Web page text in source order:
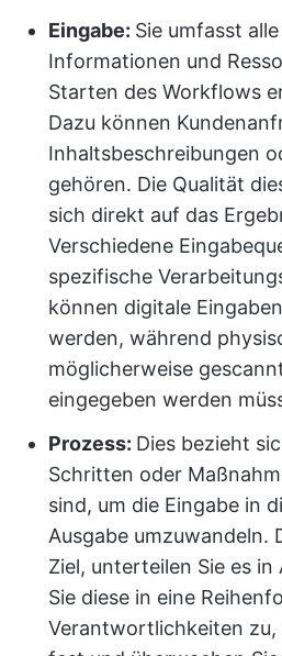
Eingabe: Sie umfasst
Informationen und
Starten des Workflows
Dazu können
Inhaltsbeschreibungen
gehören. Die Qualität
sich direkt auf das
Verschiedene
spezifische
können digitale
werden, während
möglicherweise
eingegeben werden
Prozess: Dies bezieht
Schritten oder
sind, um die Eingabe in
Ausgabe umzuwandeln.
Ziel, unterteilen Sie es
Sie diese in eine
Verantwortlichkeiten zu,